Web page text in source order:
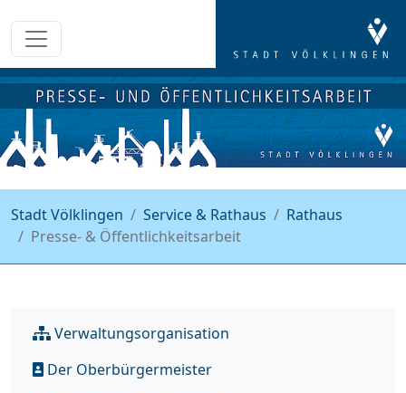
Stadt Völklingen Service & Rathaus
Rathaus
Presse- & Öffentlichkeitsarbeit
Verwaltungsorganisation
Der Oberbürgermeister